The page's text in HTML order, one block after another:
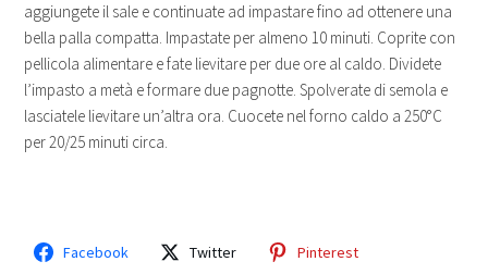
aggiungete il sale e continuate ad impastare fino ad ottenere una
bella palla compatta. Impastate per almeno 10 minuti. Coprite con
pellicola alimentare e fate lievitare per due ore al caldo. Dividete
l’impasto a metà e formare due pagnotte. Spolverate di semola e
lasciatele lievitare un’altra ora. Cuocete nel forno caldo a 250°C
per 20/25 minuti circa.
Facebook Twitter Pinterest